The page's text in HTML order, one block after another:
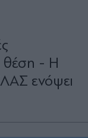
θέση - Η
ενόψει